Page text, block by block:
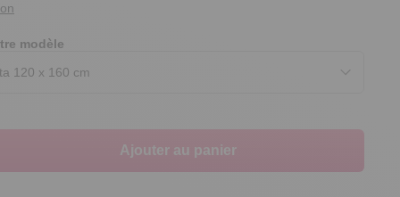
modèle
Ajouter au panier